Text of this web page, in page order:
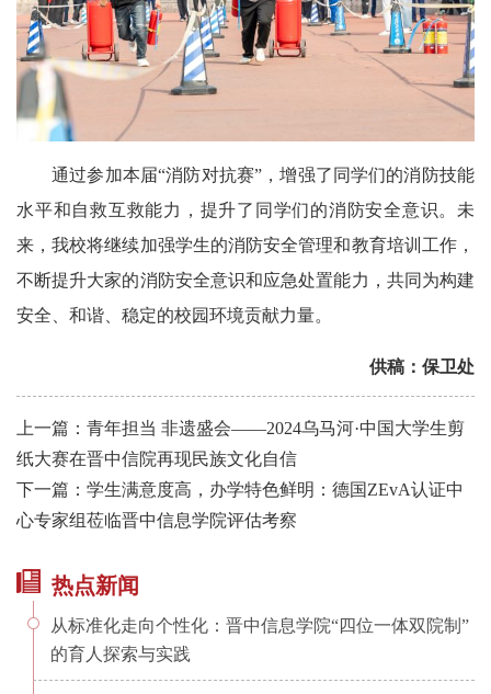
通过参加本届“消防对抗赛”，增强了同学们的消防技能
水平和自救互救能力，提升了同学们的消防安全意识。未
来，我校将继续加强学生的消防安全管理和教育培训工作，
不断提升大家的消防安全意识和应急处置能力，共同为构建
安全、和谐、稳定的校园环境贡献力量。
供稿 ： 保卫处
上一篇：青年担当 非遗盛会——2024乌马河·中国大学生剪
纸大赛在晋中信院再现民族文化自信
下一篇：学生满意度高，办学特色鲜明：德国ZEvA认证中
心专家组莅临晋中信息学院评估考察
热点新闻
从标准化走向个性化：晋中信息学院“四位一体双院制”
的育人探索与实践